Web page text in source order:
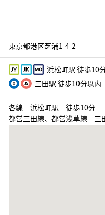
東京都港区芝浦1-4-2
浜松町駅 徒歩10
三田駅 徒歩10分以内
各線 浜松町駅 徒歩10分
都営三田線、都営浅草線